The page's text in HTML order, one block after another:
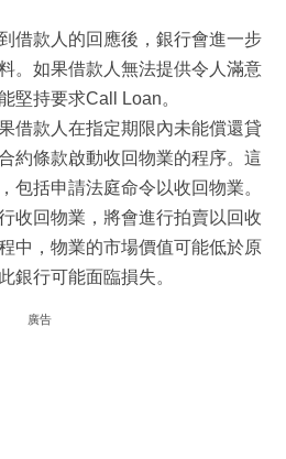
借款人的回應後，銀行會進一步
。如果借款人無法提供令人滿意
堅持要求Call Loan。
借款人在指定期限內未能償還貸
約條款啟動收回物業的程序。這
包括申請法庭命令以收回物業。
收回物業，將會進行拍賣以回收
中，物業的市場價值可能低於原
銀行可能面臨損失。
廣告